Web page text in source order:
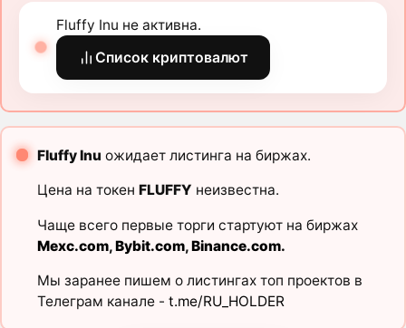
Fluffy Inu не активна.
Список криптовалют
Fluffy Inu ожидает листинга на биржах.
Цена на токен FLUFFY неизвестна.
Чаще всего первые торги стартуют на биржах
Mexc.com,Bybit.com,Binance.com.
Мы заранее пишем о листингах топ проектов в
Телеграм канале - t.me/RU_HOLDER